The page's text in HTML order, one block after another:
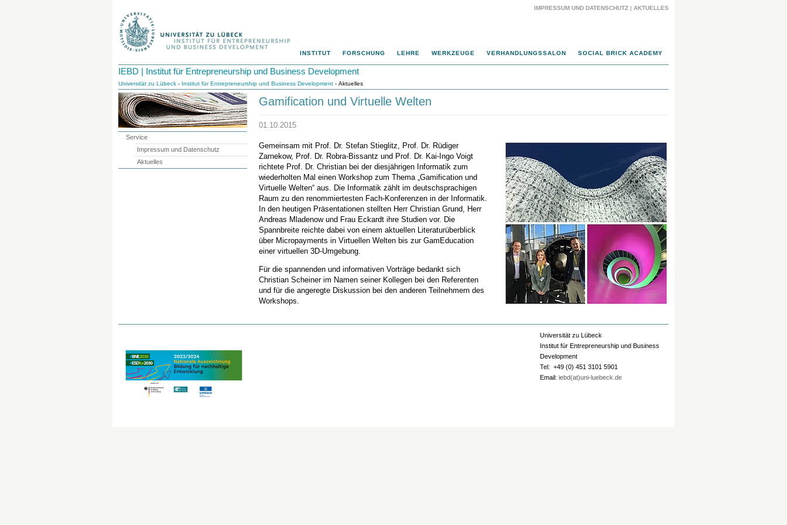
IMPRESSUM UND DATENSCHUTZ | AKTUELLES
INSTITUT FORSCHUNG LEHRE WERKZEUGE VERHANDLUNGSSALON SOCIAL BRICK ACADEMY
IEBD | Institut für Entrepreneurship und Business Development
Universität zu Lübeck - Institut für Entrepreneurship und Business Development - Aktuelles
Gamification und Virtuelle Welten
01.10.2015
Gemeinsam mit Prof. Dr. Stefan Stieglitz, Prof. Dr. Rüdiger
Zarnekow, Prof. Dr. Robra-Bissantz und Prof. Dr. Kai-Ingo Voigt
richtete Prof. Dr. Christian bei der diesjährigen Informatik zum
wiederholten Mal einen Workshop zum Thema „Gamification und
Virtuelle Welten“ aus. Die Informatik zählt im deutschsprachigen
Raum zu den renommiertesten Fach-Konferenzen in der Informatik.
In den heutigen Präsentationen stellten Herr Christian Grund, Herr
Andreas Mladenow und Frau Eckardt ihre Studien vor. Die
Spannbreite reichte dabei von einem aktuellen Literaturüberblick
über Micropayments in Virtuellen Welten bis zur GamEducation
einer virtuellen 3D-Umgebung.
Für die spannenden und informativen Vorträge bedankt sich
Christian Scheiner im Namen seiner Kollegen bei den Referenten
und für die angeregte Diskussion bei den anderen Teilnehmern des
Workshops.
Service
Impressum und Datenschutz
Aktuelles
Universität zu Lübeck
Institut für Entrepreneurship und Business
Development
Tel: +49 (0) 451 3101 5901
Email: iebd(at)uni-luebeck.de